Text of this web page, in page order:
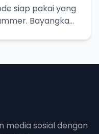
siap pakai yang
Bayangkan
media sosial dengan